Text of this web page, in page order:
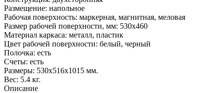
Размещение: напольное
Рабочая поверхность: маркерная, магнитная, меловая
Размер рабочей поверхности, мм: 530х460
Материал каркаса: металл, пластик
Цвет рабочей поверхности: белый, черный
Полочка: есть
Счеты: есть
Размеры: 530х516х1015 мм.
Вес: 5.4 кг.
Описание